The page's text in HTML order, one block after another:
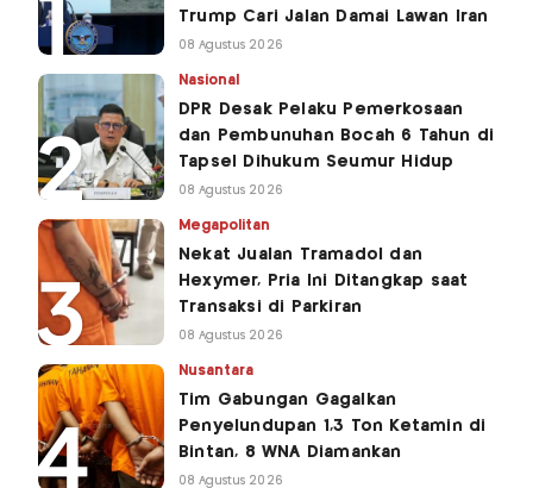
Trump Cari Jalan Damai Lawan Iran
08 Agustus 2026
Nasional
DPR Desak Pelaku Pemerkosaan
dan Pembunuhan Bocah 6 Tahun di
Tapsel Dihukum Seumur Hidup
08 Agustus 2026
Megapolitan
Nekat Jualan Tramadol dan
Hexymer, Pria Ini Ditangkap saat
Transaksi di Parkiran
08 Agustus 2026
Nusantara
Tim Gabungan Gagalkan
Penyelundupan 1,3 Ton Ketamin di
Bintan, 8 WNA Diamankan
08 Agustus 2026